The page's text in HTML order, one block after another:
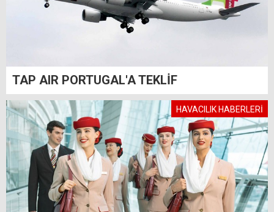
TAP AIR PORTUGAL'A TEKLİF
HAVACILIK HABERLERİ